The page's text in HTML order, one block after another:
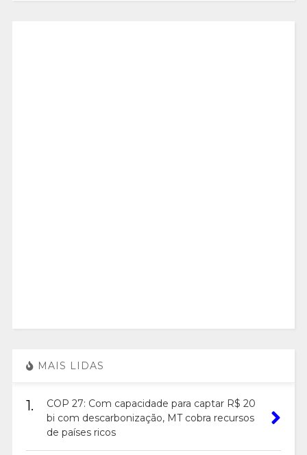
MAIS LIDAS
1.
COP 27: Com capacidade para captar R$ 20
bi com descarbonização, MT cobra recursos
de países ricos